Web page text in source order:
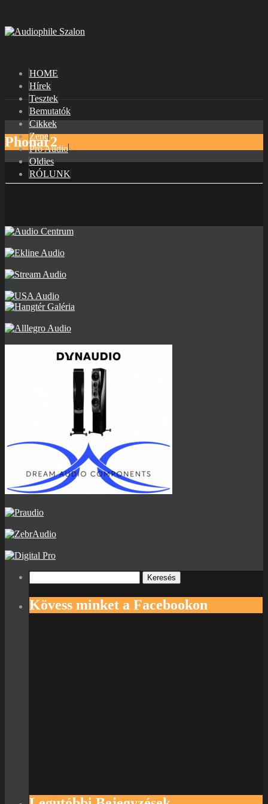
HOME
Hírek
Tesztek
Bemutatók
Cikkek
Zene
Pro Audio
Oldies
RÓLUNK
Phonar2
Kövess minket a Facebookon